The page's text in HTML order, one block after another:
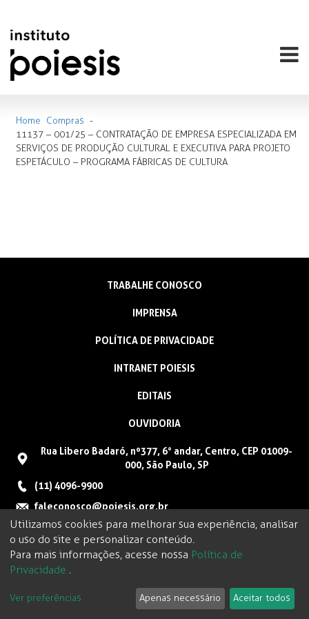
Home Compras -
11137 – 001/25 – CONTRATAÇÃO DE EMPRESA ESPECIALIZADA EM
SERVIÇOS DE PRODUÇÃO CULTURAL E EXECUTIVA PARA PROJETO
ESPETÁCULO – PROGRAMA FÁBRICAS DE CULTURA
TRABALHE CONOSCO
IMPRENSA
POLÍTICA DE PRIVACIDADE
INTRANET POIESIS
EDITAIS
OUVIDORIA
Rua Libero Badaró, nº377, 6° andar, Centro, CEP 01009-
000, São Paulo, SP
(11) 4096-9900
faleconosco@poiesis.org.br
Utilizamos cookies para melhorar sua experiência, analisar
o uso do site e personalizar conteúdo.
Para mais informações, acesse nossa Política de
Privacidade .
Ver preferências Apenas necessário Aceitar todos